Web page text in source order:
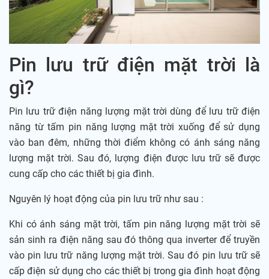
Pin lưu trữ điện mặt trời là
gì?
Pin lưu trữ điện năng lượng mặt trời dùng để lưu trữ điện
năng từ tấm pin năng lượng mặt trời xuống để sử dụng
vào ban đêm, những thời điểm không có ánh sáng năng
lượng mặt trời. Sau đó, lượng điện được lưu trữ sẽ được
cung cấp cho các thiết bị gia đình.
Nguyên lý hoạt động của pin lưu trữ như sau :
Khi có ánh sáng mặt trời, tấm pin năng lượng mặt trời sẽ
sản sinh ra điện năng sau đó thông qua inverter để truyền
vào pin lưu trữ năng lượng mặt trời. Sau đó pin lưu trữ sẽ
cấp điện sử dụng cho các thiết bị trong gia đình hoạt động